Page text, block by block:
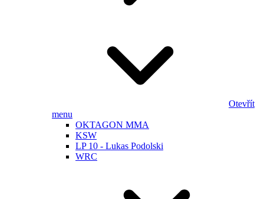
Otevřít
menu
OKTAGON MMA
KSW
LP 10 - Lukas Podolski
WRC